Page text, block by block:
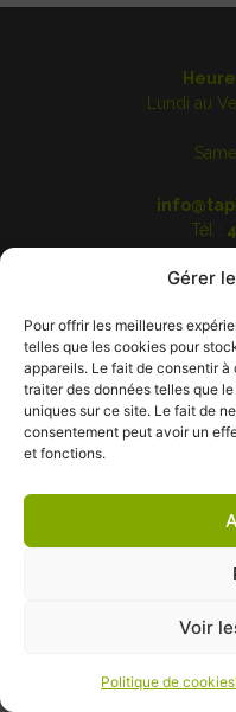
Gérer
Pour offrir les meilleures
telles que les cookies pour
appareils. Le fait de consentir
traiter des données telles que
uniques sur ce site. Le fait de
consentement peut avoir un
et fonctions.
Voir
Politique de cookies
Lundi au
Tél :
391,
Conditions générales